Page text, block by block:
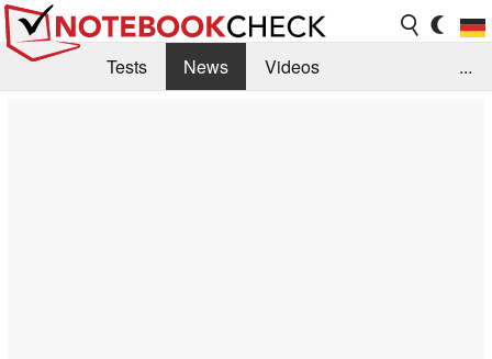
Tests News
Videos
...